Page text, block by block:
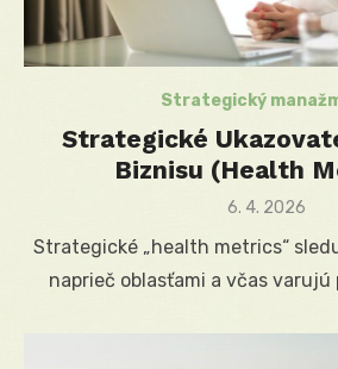
Strategický
Strategické
Biznisu (Health
Posted
6. 4. 2026
Strategické „health metrics“
naprieč oblasťami a včas varujú